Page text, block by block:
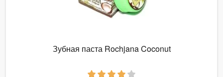
Зубная паста Rochjana Coconut